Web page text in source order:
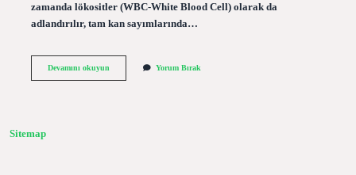
zamanda lökositler (WBC-White Blood Cell) olarak da
adlandırılır, tam kan sayımlarında…
Devamını okuyunLökosit
Yorum Bırak
Sitemap